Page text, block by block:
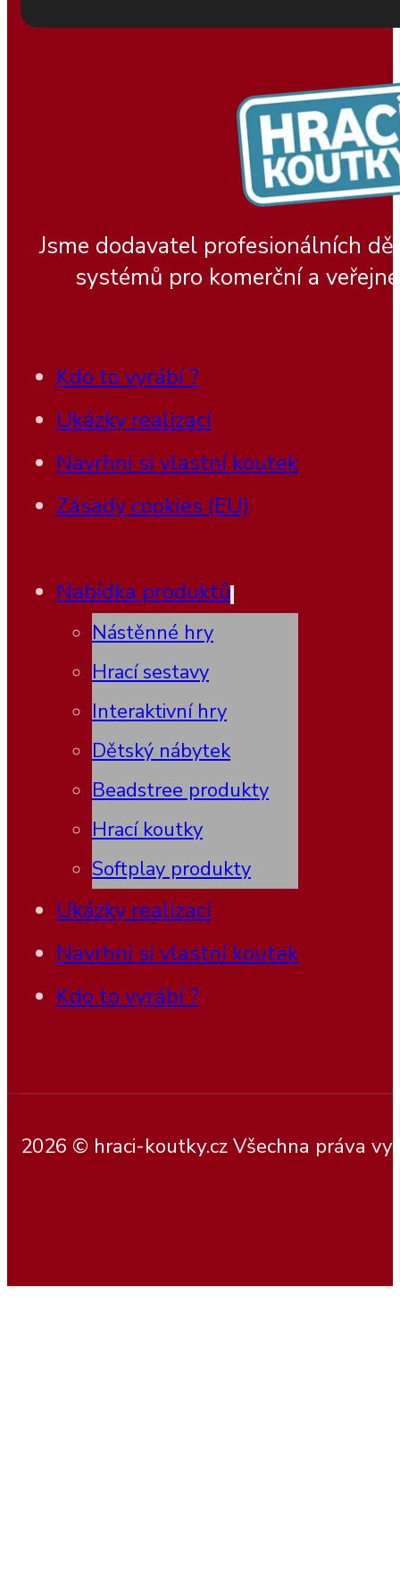
Jsme dodavatel profesionálních
systémů pro komerční a
Kdo to vyrábí ?
Ukázky realizací
Navrhni si vlastní koutek
Zásady cookies (EU)
Nabídka produktů
Nástěnné hry
Hrací sestavy
Interaktivní hry
Dětský nábytek
Beadstree produkty
Hrací koutky
Softplay produkty
Ukázky realizací
Navrhni si vlastní koutek
Kdo to vyrábí ?
2026 © hraci-koutky.cz Všechna práva